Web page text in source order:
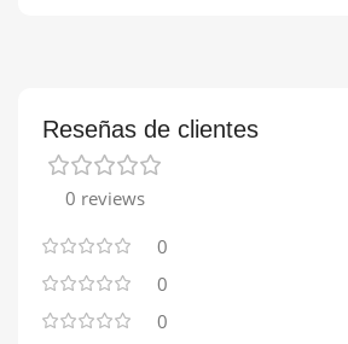
Reseñas de clientes
0 reviews
0
0
0